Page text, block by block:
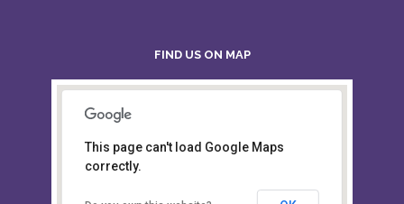
FIND US ON MAP
Board of Intermediate &
Secondary Education, Alampur,
This page can't load Google Maps
correctly.